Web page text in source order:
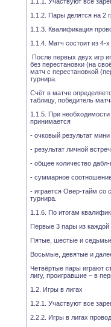
1.1.2. Пары делятся на 2
1.1.3. Квалификация
1.1.4. Матч состоит из 4-
После первых двух игр
без перестановки (на
матч с перестановкой
турнира.
Счёт в матче
таблицу, победитель
1.1.5. При необходимости
принимается
- очковый результат мини
- результат личной
- общее количество дабл-
- суммарное
- играется Овер-тайм со
турнира.
1.1.6. По итогам
Первые 3 пары из
Пятые, шестые и
Восьмые, девятые и
Четвёртые пары играют
лигу, проигравшие – в
1.2. Игры в лигах
1.2.1. Участвуют все
2.2.2. Игры в лигах